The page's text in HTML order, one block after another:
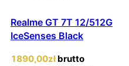
Realme GT 7T 12/512G
IceSenses Black
1890,00zł brutto